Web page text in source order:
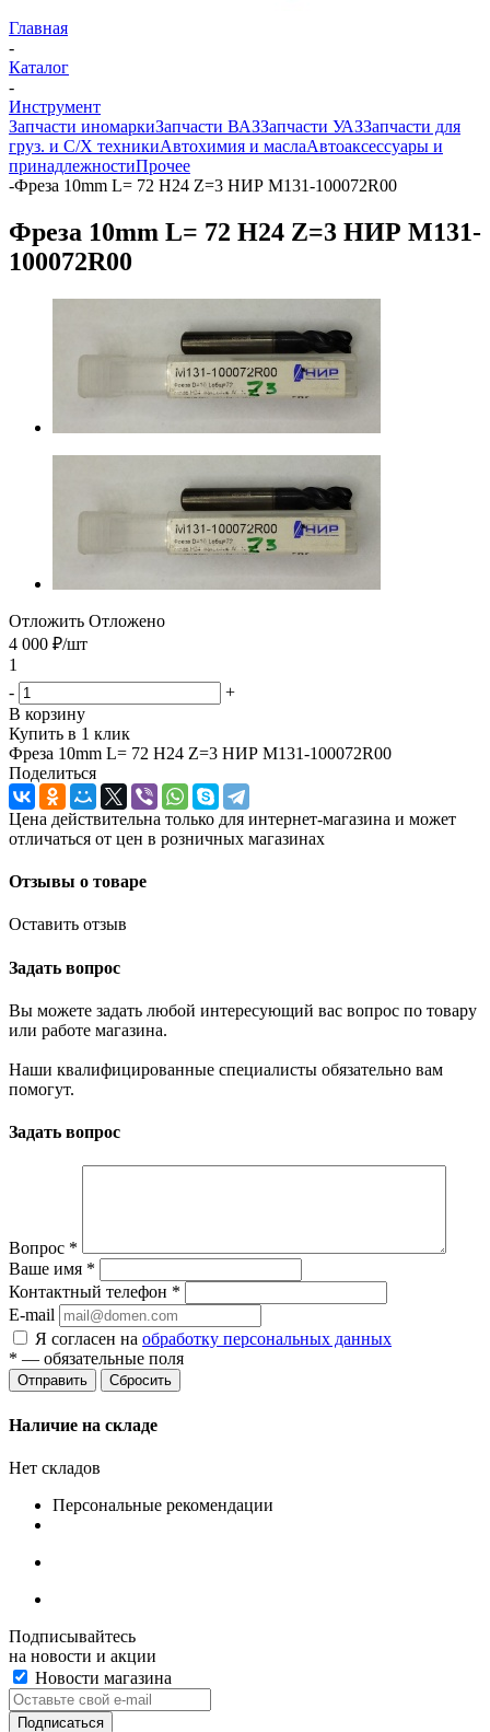
Главная
-
Каталог
-
Инструмент
Запчасти иномаркиЗапчасти ВАЗЗапчасти УАЗЗапчасти для
груз. и С/Х техникиАвтохимия и маслаАвтоаксессуары и
принадлежностиПрочее
-Фреза 10mm L= 72 H24 Z=3 НИР М131-100072R00
Фреза 10mm L= 72 H24 Z=3 НИР М131-
100072R00
Отложить Отложено
4 000 ₽/шт
1
-
+
В корзину
Купить в 1 клик
Фреза 10mm L= 72 H24 Z=3 НИР М131-100072R00
Поделиться
Цена действительна только для интернет-магазина и может
отличаться от цен в розничных магазинах
Отзывы о товаре
Оставить отзыв
Задать вопрос
Вы можете задать любой интересующий вас вопрос по товару
или работе магазина.
Наши квалифицированные специалисты обязательно вам
помогут.
Задать вопрос
Вопрос *
Ваше имя *
Контактный телефон *
E-mail
Я согласен на обработку персональных данных
* — обязательные поля
Сбросить
Наличие на складе
Нет складов
Персональные рекомендации
Подписывайтесь
на новости и акции
Новости магазина